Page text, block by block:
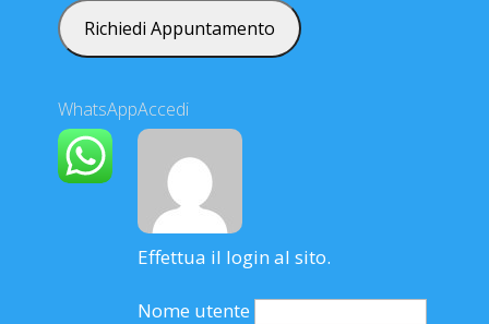
WhatsAppAccedi
Effettua il login al sito.
Nome utente